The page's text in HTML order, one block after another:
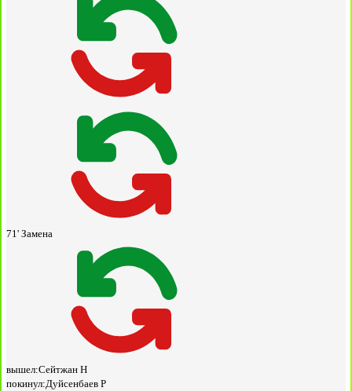
71' Замена
вышел:Сейтжан Н
покинул:Дуйсенбаев Р